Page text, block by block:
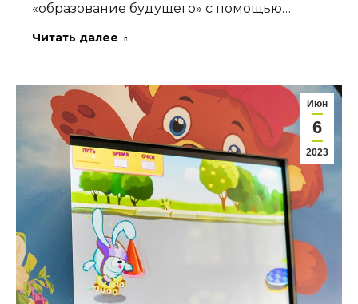
«образование будущего» с помощью…
Читать далее
Июн
6
2023